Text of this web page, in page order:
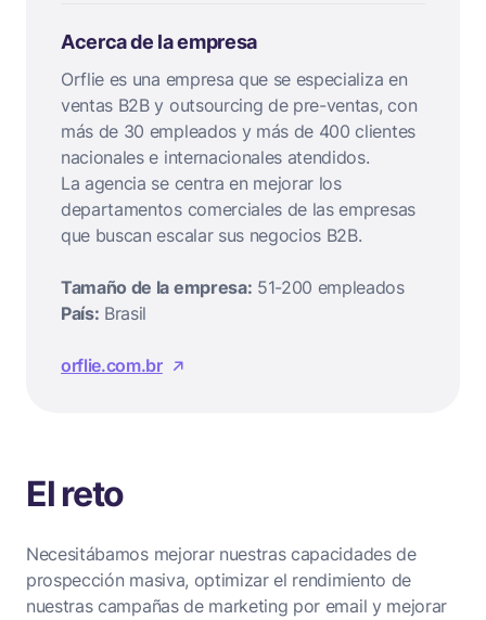
Acerca de la empresa
Orflie es una empresa que se especializa en
ventas B2B y outsourcing de pre-ventas, con
más de 30 empleados y más de 400 clientes
nacionales e internacionales atendidos.
La agencia se centra en mejorar los
departamentos comerciales de las empresas
que buscan escalar sus negocios B2B.
Tamaño de la empresa: 51-200 empleados
País: Brasil
orflie.com.br
El reto
Necesitábamos mejorar nuestras capacidades de
prospección masiva, optimizar el rendimiento de
nuestras campañas de marketing por email y mejorar